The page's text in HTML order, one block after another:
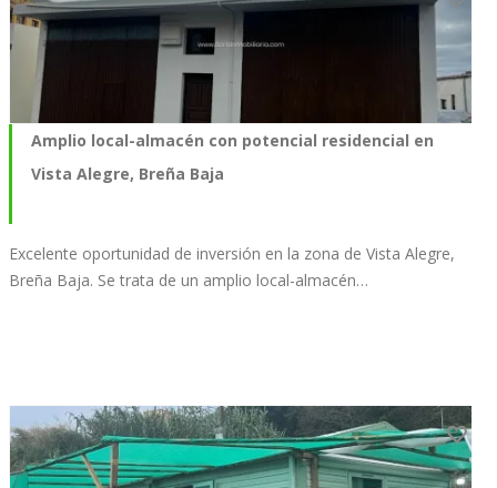
Amplio local-almacén con potencial residencial en
Vista Alegre, Breña Baja
Excelente oportunidad de inversión en la zona de Vista Alegre,
Breña Baja. Se trata de un amplio local-almacén…